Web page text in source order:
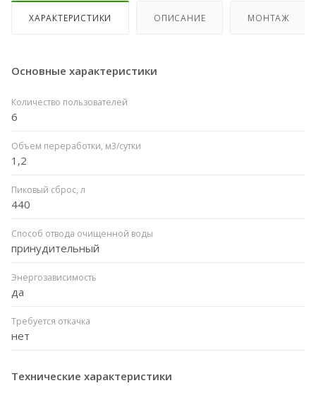
ХАРАКТЕРИСТИКИ ОПИСАНИЕ МОНТАЖ
Основные характеристики
Количество пользователей
6
Объем переработки, м3/сутки
1,2
Пиковый сброс, л
440
Способ отвода очищенной воды
принудительный
Энергозависимость
да
Требуется откачка
нет
Технические характеристики